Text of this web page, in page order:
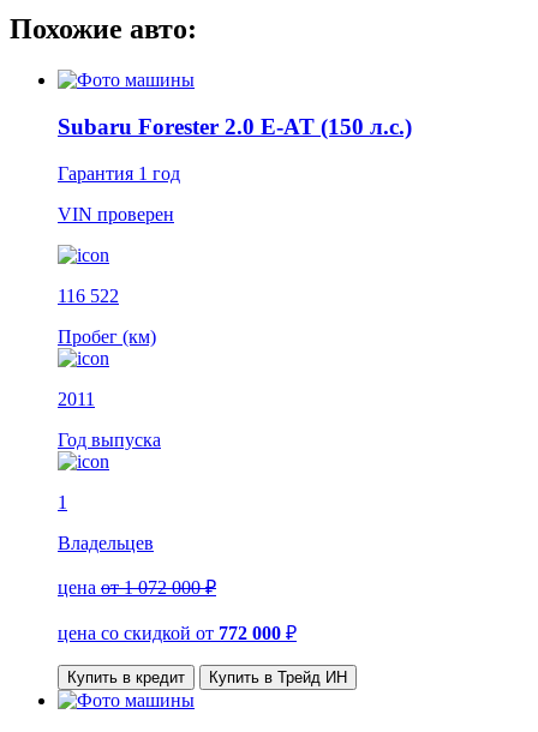
Похожие авто:
Subaru Forester 2.0 E-AT (150 л.с.)
Гарантия 1 год
VIN проверен
116 522
Пробег (км)
2011
Год выпуска
1
Владельцев
цена от 1 072 000 ₽
цена со скидкой от 772 000 ₽
Купить в кредит Купить в Трейд ИН